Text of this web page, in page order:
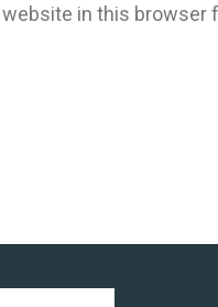
website in this